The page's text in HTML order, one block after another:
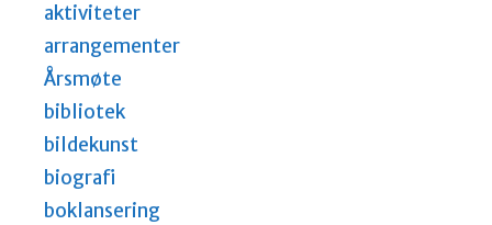
aktiviteter
arrangementer
Årsmøte
bibliotek
bildekunst
biografi
boklansering